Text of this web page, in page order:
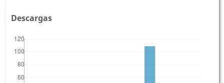
Descargas